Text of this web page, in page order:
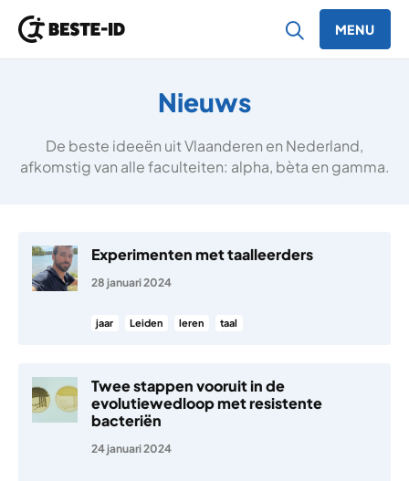
MENU
Nieuws
De beste ideeën uit Vlaanderen en Nederland,
afkomstig van alle faculteiten: alpha, bèta en gamma.
Experimenten met taalleerders
28 januari 2024
jaar Leiden leren taal
Twee stappen vooruit in de
evolutiewedloop met resistente
bacteriën
24 januari 2024